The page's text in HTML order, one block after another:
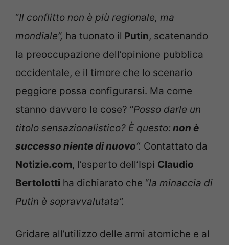
“Il conflitto non è più regionale, ma
mondiale”, ha tuonato il Putin, scatenando
la preoccupazione dell’opinione pubblica
occidentale, e il timore che lo scenario
peggiore possa configurarsi. Ma come
stanno davvero le cose? “Posso darle un
titolo sensazionalistico? È questo:non è
successo niente di nuovo“. Contattato da
Notizie.com, l’esperto dell’Ispi Claudio
Bertolotti ha dichiarato che “la minaccia di
Putin è sopravvalutata”.
Gridare all’utilizzo delle armi atomiche e al